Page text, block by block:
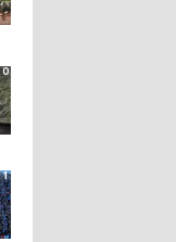
0
1